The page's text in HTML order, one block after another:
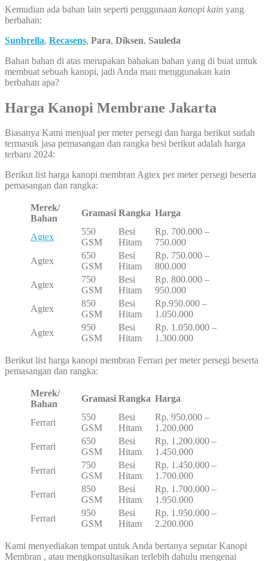
Kemudian ada bahan lain seperti penggunaan kanopi kain yang
berbahan:
Sunbrella, Recasens, Para, Diksen, Sauleda
Bahan bahan di atas merupakan bahakan bahan yang di buat untuk
membuat sebuah kanopi, jadi Anda mau menggunakan kain
berbahan apa?
Harga Kanopi Membrane Jakarta
Biasanya Kami menjual per meter persegi dan harga berikut sudah
termasuk jasa pemasangan dan rangka besi berikut adalah harga
terbaru 2024:
Berikut list harga kanopi membran Agtex per meter persegi beserta
pemasangan dan rangka:
Merek/
Bahan
Gramasi Rangka Harga
Agtex
550
GSM
Besi
Hitam
Rp. 700.000 –
750.000
Agtex
650
GSM
Besi
Hitam
Rp. 750.000 –
800.000
Agtex
750
GSM
Besi
Hitam
Rp. 800.000 –
950.000
Agtex
850
GSM
Besi
Hitam
Rp.950.000 –
1.050.000
Agtex
950
GSM
Besi
Hitam
Rp. 1.050.000 –
1.300.000
Berikut list harga kanopi membran Ferrari per meter persegi beserta
pemasangan dan rangka:
Merek/
Bahan
Gramasi Rangka Harga
Ferrari
550
GSM
Besi
Hitam
Rp. 950.000 –
1.200.000
Ferrari
650
GSM
Besi
Hitam
Rp. 1.200.000 –
1.450.000
Ferrari
750
GSM
Besi
Hitam
Rp. 1.450.000 –
1.700.000
Ferrari
850
GSM
Besi
Hitam
Rp. 1.700.000 –
1.950.000
Ferrari
950
GSM
Besi
Hitam
Rp. 1.950.000 –
2.200.000
Kami menyediakan tempat untuk Anda bertanya seputar Kanopi
Membran , atau mengkonsultasikan terlebih dahulu mengenai